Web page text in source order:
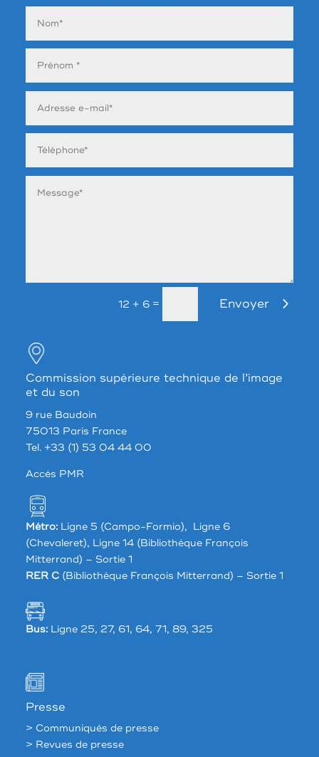
12 + 6 = Envoyer
Commission supérieure technique de l’image
et du son
9 rue Baudoin
75013 Paris France
Tel. +33 (1) 53 04 44 00
Accés PMR
Métro:Ligne 5 (Campo-Formio), Ligne 6
(Chevaleret), Ligne 14 (Bibliothèque François
Mitterrand) – Sortie 1
RER C(Bibliothèque François Mitterrand) – Sortie 1
Bus:Ligne 25, 27, 61, 64, 71, 89, 325
Presse
> Communiqués de presse
> Revues de presse